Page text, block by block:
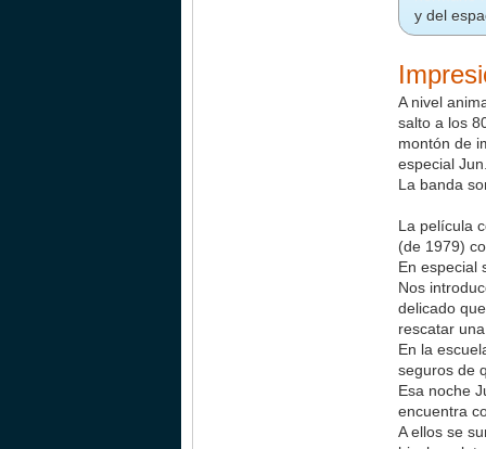
y del
A nivel
salto a los
montón de
especial Jun.
La banda
La película
(de 1979)
En especial
Nos
delicado
rescatar una
En la
seguros de
Esa noche
encuentra
A ellos se